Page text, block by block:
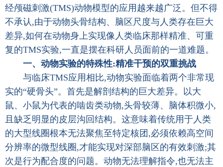
经颅磁刺激(TMS)动物模型的应用越来越广泛。但不得
不承认,由于动物头骨结构、脑区尺度与人类存在巨大
差异,如何在动物身上实现像人类临床那样精准、可重
复的TMS实验,一直是摆在科研人员面前的一道难题。
一、动物实验的特殊性:精准干预的双重挑战
与临床TMS应用相比,动物实验面临着两个非常现
实的“硬骨头”。首先是解剖结构的巨大差异。以大
鼠、小鼠为代表的啮齿类动物,头骨较薄、脑体积微小,
且缺乏明显的皮层沟回结构。这意味着传统用于人类
的大型线圈根本无法聚焦至特定核团,必须依赖高空间
分辨率的微型线圈,才能实现对深部脑区的有效刺激;其
次是行为配合度的问题。动物无法理解指令,也无法主